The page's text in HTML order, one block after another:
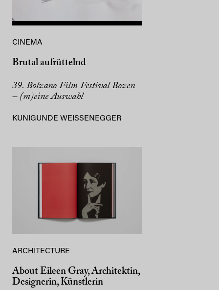
CINEMA
Brutal aufrüttelnd
39. Bolzano Film Festival Bozen
– (m)eine Auswahl
KUNIGUNDE WEISSENEGGER
ARCHITECTURE
About Eileen Gray, Architektin,
Designerin, Künstlerin